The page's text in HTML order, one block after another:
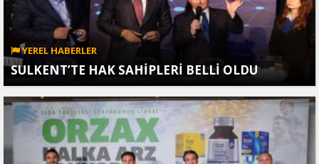
YEREL HABERLER
SULKENT’TE HAK SAHİPLERİ BELLİ OLDU